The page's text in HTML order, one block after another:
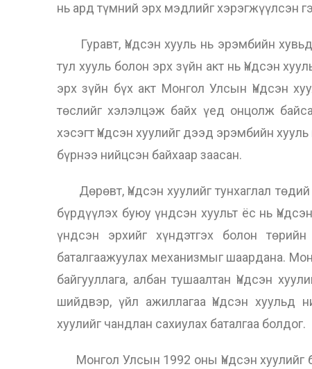
нь ард түмний эрх мэдлийг хэрэгжүүлсэн
Гуравт, Үндсэн хууль нь эрэмбийн
тул хууль болон эрх зүйн акт нь Үндсэн
эрх зүйн бүх акт Монгол Улсын Үндсэн
төслийг хэлэлцэж байх үед онцолж
хэсэгт Үндсэн хуулийг дээд эрэмбийн
бүрнээ нийцсэн байхаар заасан.
Дөрөвт, Үндсэн хуулийг тунхаглал төдий
бүрдүүлэх буюу үндсэн хуульт ёс нь
үндсэн ​​эрхийг хүндэтгэх болон
баталгаажуулах механизмыг шаардана.
байгууллага, албан тушаалтан Үндсэн
шийдвэр, үйл ажиллагаа Үндсэн хуульд
хуулийг чандлан сахиулах баталгаа болдог.
Монгол Улсын 1992 оны Үндсэн хуулийг